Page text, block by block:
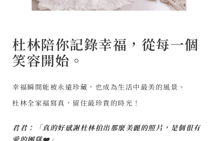
杜林陪你記錄幸福，從每一個
笑容開始。
幸福瞬間能被永遠珍藏，也成為生活中最美的風景。
杜林全家福寫真，留住最珍貴的時光！
君君：「真的好感謝杜林拍出那麼美麗的照片，是個很有